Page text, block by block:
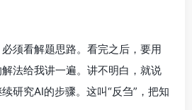
须看解题思路。看完之后，要用
法给我讲一遍。讲不明白，就说
研究AI的步骤。这叫“反刍”，把知